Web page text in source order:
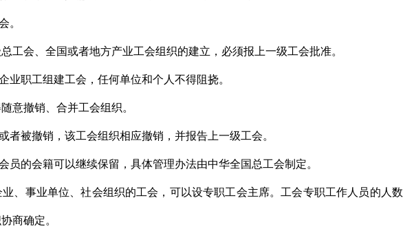
。
工会、全国或者地方产业工会组织的建立，必须报上一级工会批准。
业职工组建工会，任何单位和个人不得阻挠。
意撤销、合并工会组织。
者被撤销，该工会组织相应撤销，并报告上一级工会。
员的会籍可以继续保留，具体管理办法由中华全国总工会制定。
、事业单位、社会组织的工会，可以设专职工会主席。工会专职工作人员的人
商确定。